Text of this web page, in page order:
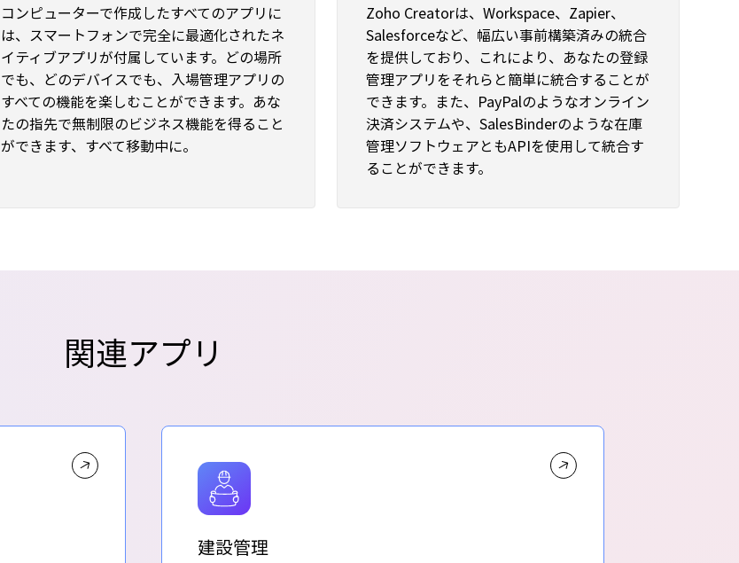
コンピューターで作成したすべてのアプリに
は、スマートフォンで完全に最適化されたネ
イティブアプリが付属しています。どの場所
でも、どのデバイスでも、入場管理アプリの
すべての機能を楽しむことができます。あな
たの指先で無制限のビジネス機能を得ること
ができます、すべて移動中に。
Zoho Creatorは、Workspace、Zapier、
Salesforceなど、幅広い事前構築済みの統合
を提供しており、これにより、あなたの登録
管理アプリをそれらと簡単に統合することが
できます。また、PayPalのようなオンライン
決済システムや、SalesBinderのような在庫
管理ソフトウェアともAPIを使用して統合す
ることができます。
関連アプリ
建設管理